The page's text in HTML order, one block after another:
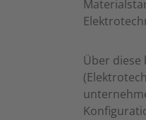
Über diese